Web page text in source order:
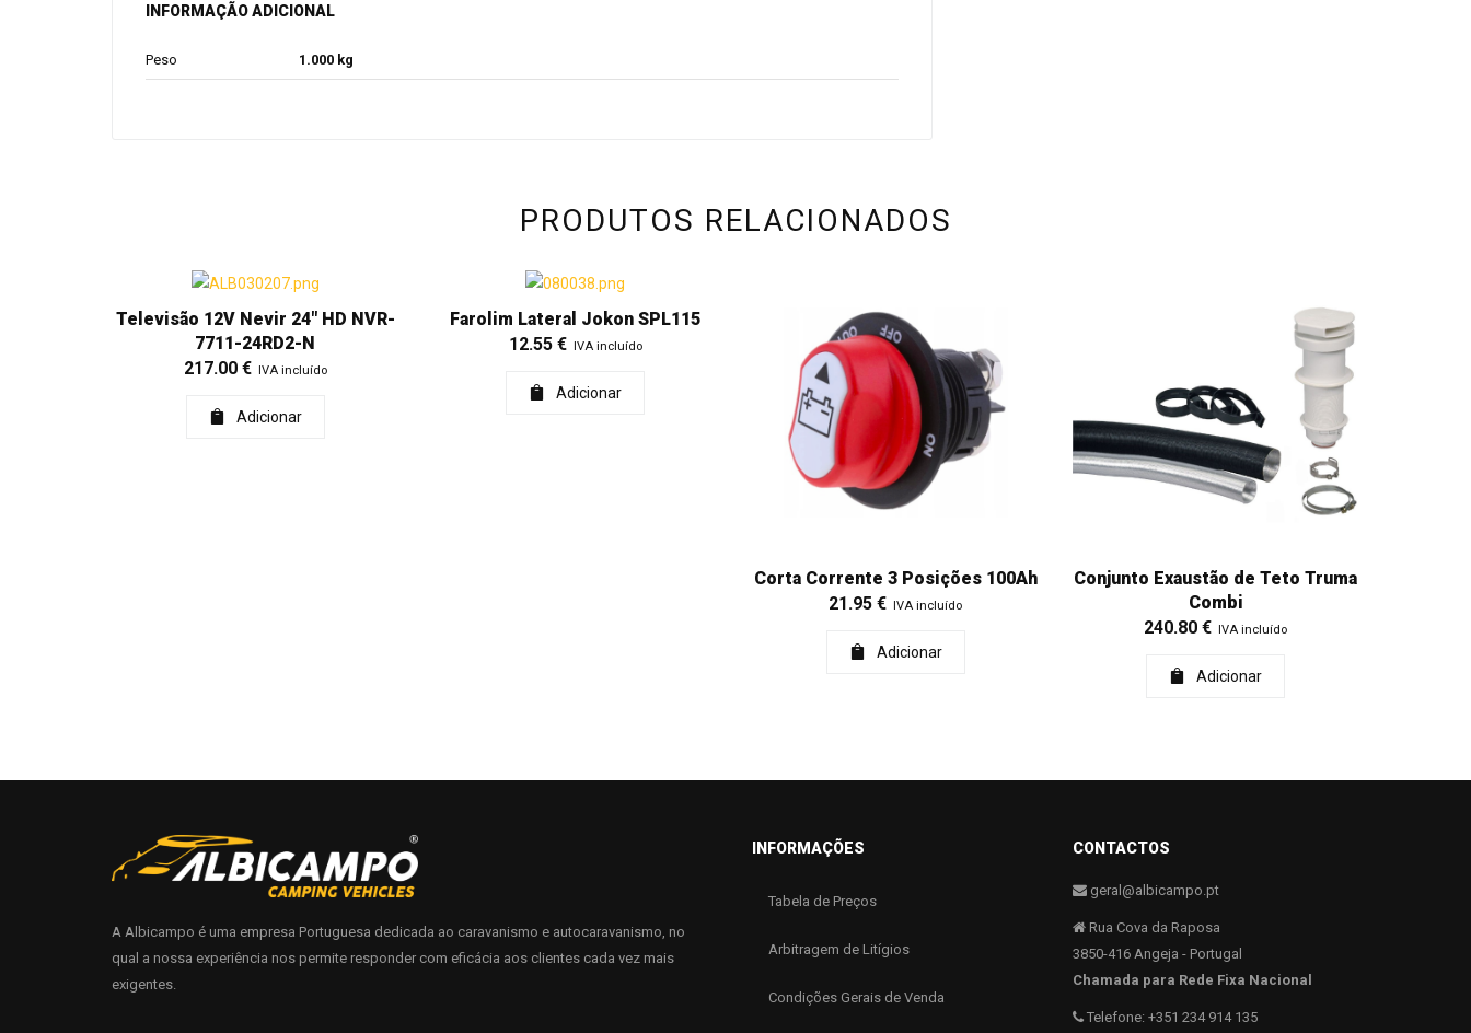
INFORMAÇÃO ADICIONAL
Peso 1.000 kg
PRODUTOS RELACIONADOS
Televisão 12V Nevir 24" HD NVR-
7711-24RD2-N
217.00 € IVA incluído
Adicionar
Farolim Lateral Jokon SPL115
12.55 € IVA incluído
Adicionar
Corta Corrente 3 Posições 100Ah
21.95€ IVA incluído
Adicionar
Conjunto Exaustão de Teto Truma
Combi
240.80€ IVA incluído
Adicionar
A Albicampo é uma empresa Portuguesa dedicada ao caravanismo e autocaravanismo, no
qual a nossa experiência nos permite responder com eficácia aos clientes cada vez mais
exigentes.
INFORMAÇÕES
Tabela de Preços
Arbitragem de Litígios
Condições Gerais de Venda
CONTACTOS
geral@albicampo.pt
Rua Cova da Raposa
3850-416 Angeja - Portugal
Chamada para Rede Fixa Nacional
Telefone: +351 234 914 135